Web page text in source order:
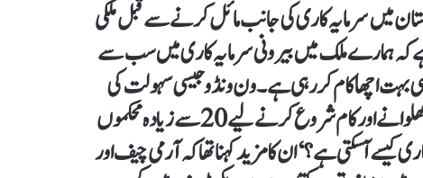
میں سرمایہ کاری کی جانب مائل کرنے سے قبل ملکی
ہے کہ ہمارے ملک میں بیرونی سرمایہ کاری میں سب سے
بہت اچھا کام کر رہی ہے۔ ون ونڈو جیسی سہولت کی
دعویدار بھی ہے لیکن سچ یہ ہے کہ کسی سرمایہ کار کو ایک کمپنی کھلوانے اور کام شروع کرنے لیے 20 سے زیادہ محکموں
کیسے آ سکتی ہے؟‘ان کا مزید کہنا تھا کہ آرمی چیف اور